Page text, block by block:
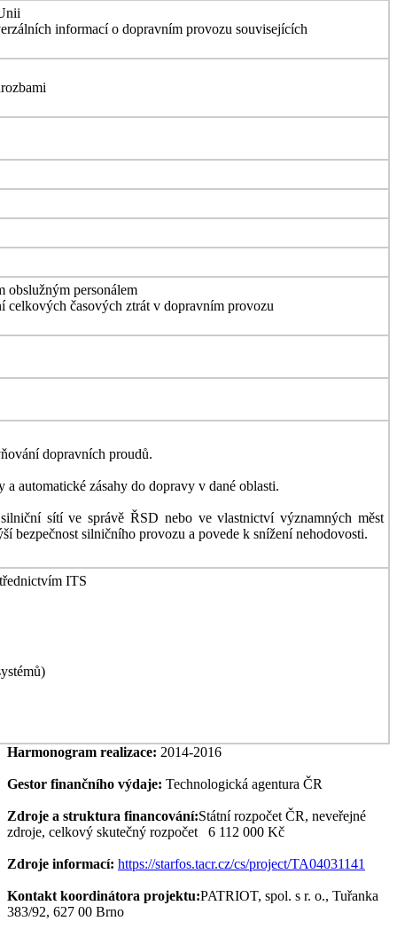
informací o dopravním provozu souvisejících
personálem
celkových časových ztrát v dopravním provozu
dopravních proudů.
automatické zásahy do dopravy v dané oblasti.
sítí ve správě ŘSD nebo ve vlastnictví významných měst
bezpečnost silničního provozu a povede k snížení nehodovosti.
ITS
Harmonogram realizace: 2014-2016
Gestor finančního výdaje: Technologická agentura ČR
Zdroje a struktura financování:Státní rozpočet ČR, neveřejné
zdroje, celkový skutečný rozpočet 6 112 000 Kč
Zdroje informací: https://starfos.tacr.cz/cs/project/TA04031141
Kontakt koordinátora projektu:PATRIOT, spol. s r. o., Tuřanka
383/92, 627 00 Brno